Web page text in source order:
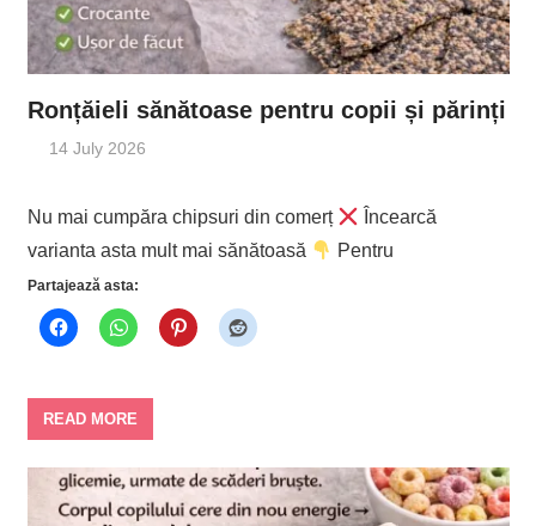
Ronțăieli sănătoase pentru copii și părinți
14 July 2026
Nu mai cumpăra chipsuri din comerț
Încearcă
varianta asta mult mai sănătoasă
Pentru
Partajează asta:
READ MORE